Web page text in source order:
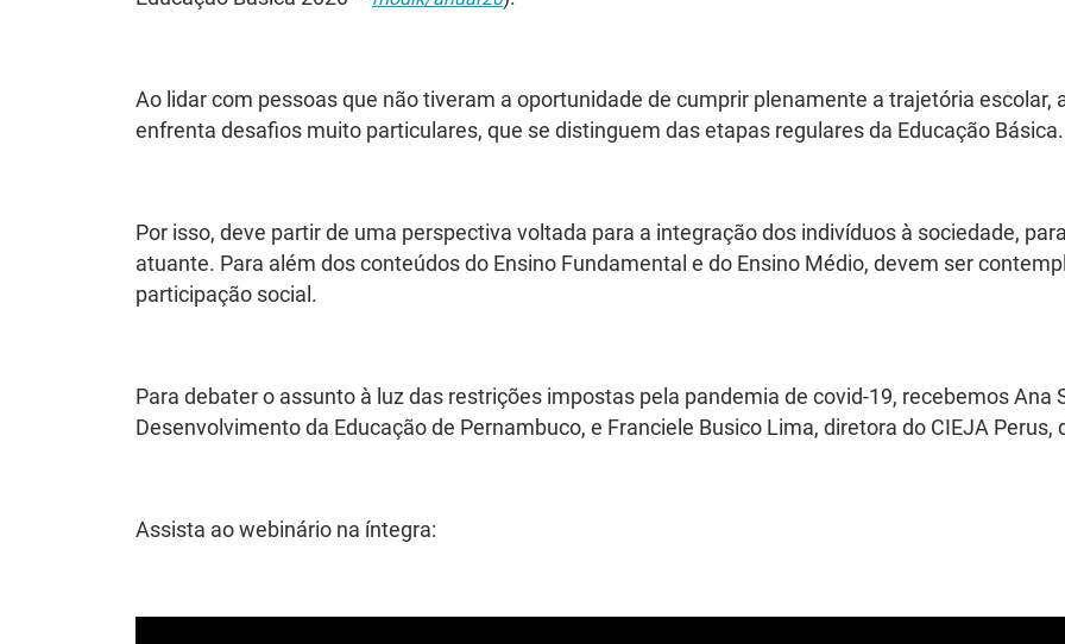
Ao lidar com pessoas que não tiveram a oportunidade de cumprir plenamente a trajetória escolar,
enfrenta desafios muito particulares, que se distinguem das etapas regulares da Educação Básica.
Por isso, deve partir de uma perspectiva voltada para a integração dos indivíduos à sociedade,
atuante. Para além dos conteúdos do Ensino Fundamental e do Ensino Médio, devem ser
participação social.
Para debater o assunto à luz das restrições impostas pela pandemia de covid-19, recebemos Ana
Desenvolvimento da Educação de Pernambuco, e Franciele Busico Lima, diretora do CIEJA Perus,
Assista ao webinário na íntegra: